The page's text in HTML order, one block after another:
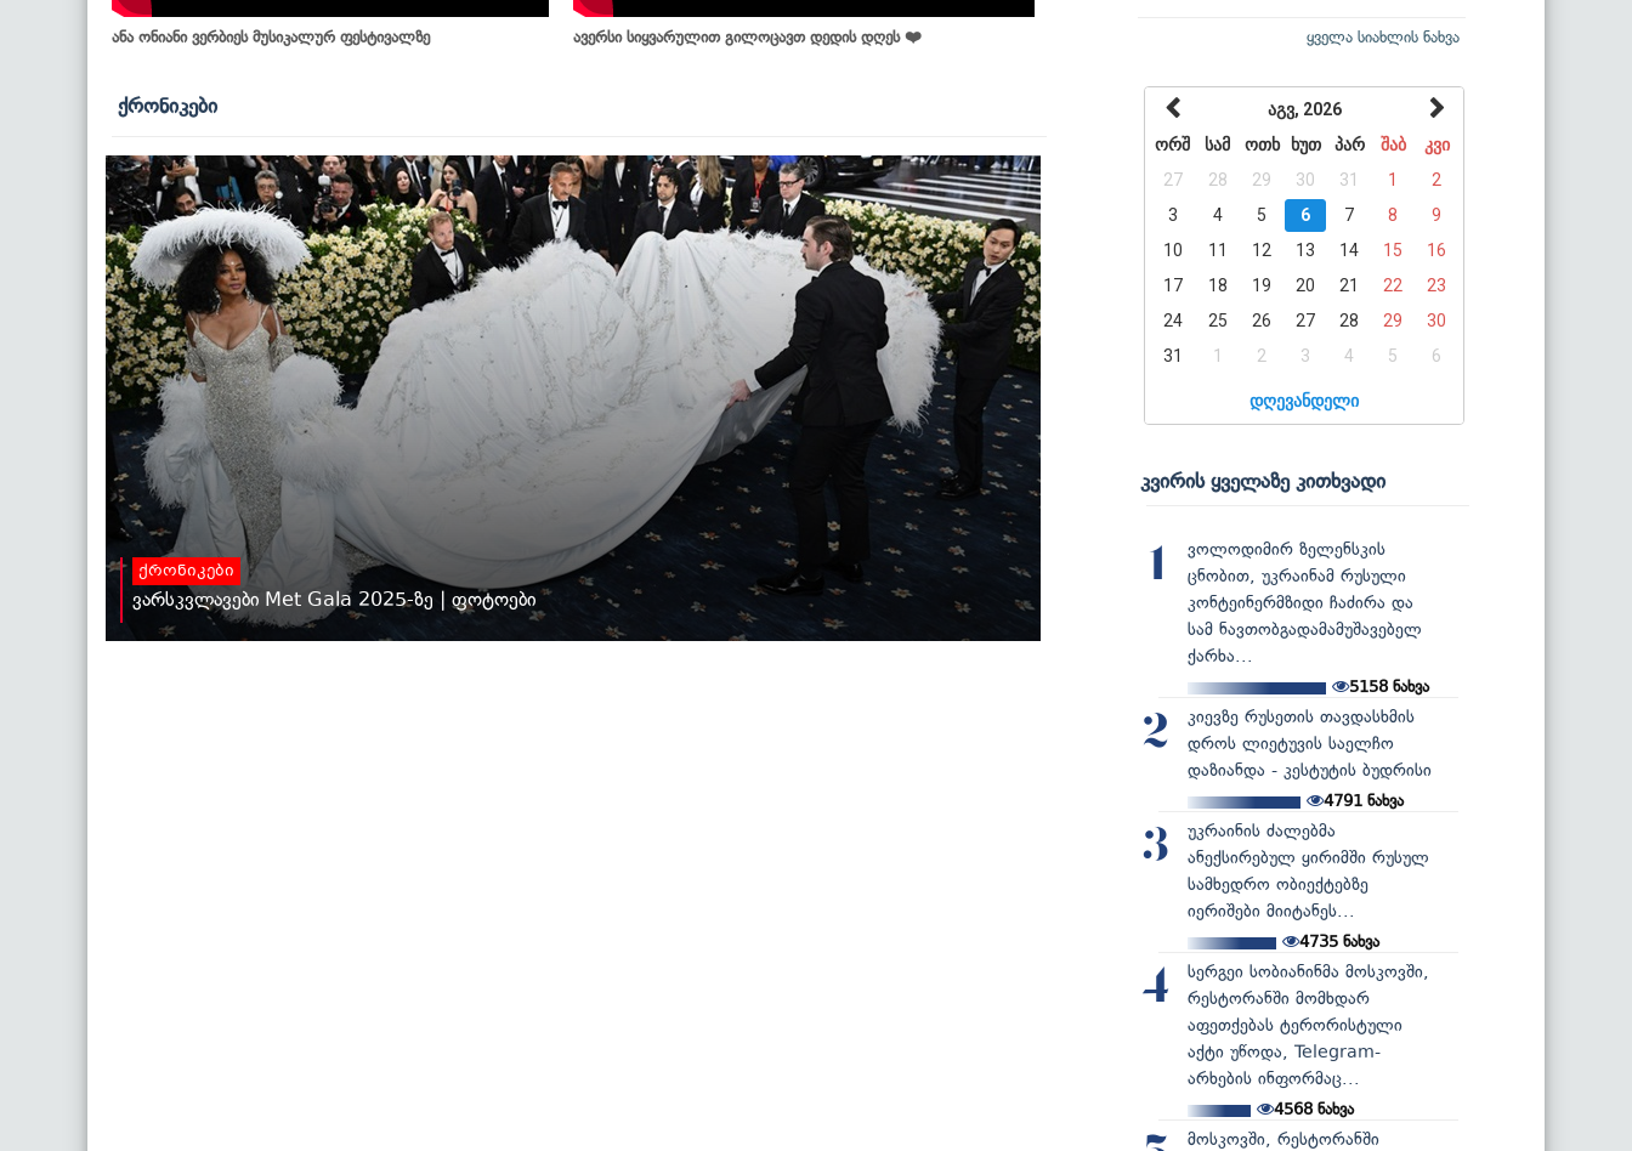
ანა ონიანი ვერბიეს მუსიკალურ ფესტივალზე ავერსი სიყვარულით გილოცავთ დედის დღეს ❤️
ქრონიკები
ქრონიკები
ვარსკვლავები Met Gala 2025-ზე | ფოტოები
ყველა სიახლის ნახვა
აგვ, 2026
ორშ
სამ ოთხ ხუთ პარ შაბ
კვი
27
28 29 30 31 1
2
3
4 5 6 7 8
9
10
11 12 13 14 15
16
17
18 19 20 21 22
23
24
25 26 27 28 29
30
31
1 2 3 4 5 6
დღევანდელი
კვირის ყველაზე კითხვადი
1
ვოლოდიმირ ზელენსკის
ცნობით, უკრაინამ რუსული
კონტეინერმზიდი ჩაძირა და
სამ ნავთობგადამამუშავებელ
ქარხა...
5158 ნახვა
2
კიევზე რუსეთის თავდასხმის
დროს ლიეტუვის საელჩო
დაზიანდა - კესტუტის ბუდრისი
4791 ნახვა
3
უკრაინის ძალებმა
ანექსირებულ ყირიმში რუსულ
სამხედრო ობიექტებზე
იერიშები მიიტანეს...
4735ნახვა
4
სერგეი სობიანინმა მოსკოვში,
რესტორანში მომხდარ
აფეთქებას ტერორისტული
აქტი უწოდა, Telegram-
არხების ინფორმაც...
4568ნახვა
მოსკოვში, რესტორანში